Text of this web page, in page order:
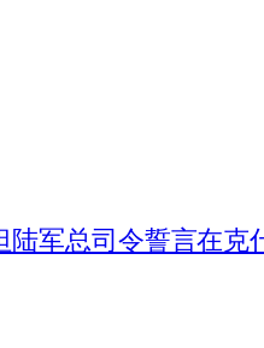
陆军总司令誓言在克